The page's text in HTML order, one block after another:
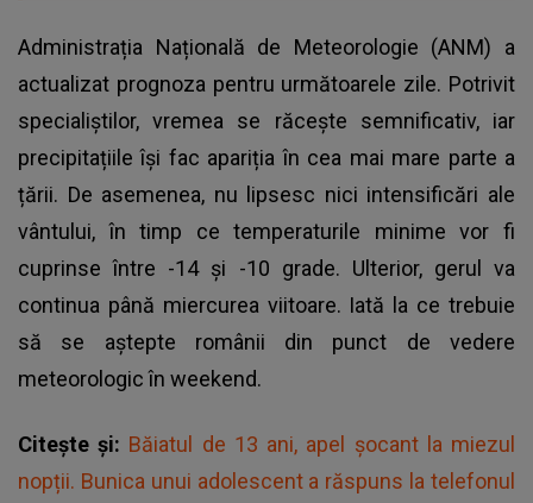
Administrația Națională de Meteorologie (ANM) a
actualizat prognoza pentru următoarele zile. Potrivit
specialiștilor, vremea se răcește semnificativ, iar
precipitațiile își fac apariția în cea mai mare parte a
țării. De asemenea, nu lipsesc nici intensificări ale
vântului, în timp ce temperaturile minime vor fi
cuprinse între -14 și -10 grade. Ulterior, gerul va
continua până miercurea viitoare. Iată la ce trebuie
să se aștepte românii din punct de vedere
meteorologic în weekend.
Citește și: Băiatul de 13 ani, apel șocant la miezul
nopții. Bunica unui adolescent a răspuns la telefonul